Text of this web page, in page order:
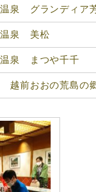
温泉 グランディア
温泉 美松
温泉 まつや千千
越前おおの荒島の